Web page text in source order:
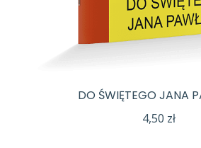
DO ŚWIĘTEGO JANA
4,50 zł